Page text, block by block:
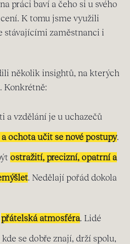
práci baví a čeho si u svého
K tomu jsme využili
stávajícími zaměstnanci i
několik insightů, na kterých
Konkrétně:
a vzdělání je u uchazečů
ochota učit se nové postupy.
ostražití, precizní, opatrní a
. Nedělají pořád dokola
přátelská atmosféra. Lidé
se dobře znají, drží spolu,